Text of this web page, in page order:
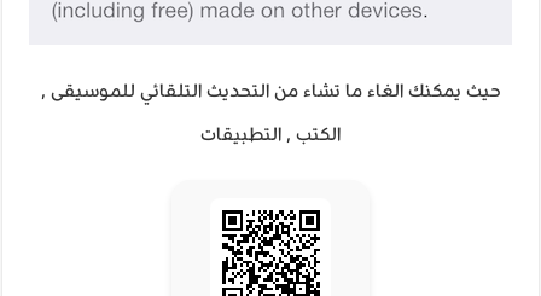
حيث يمكنك الغاء ما تشاء من التحديث التلقائي للموسيقى ,
الكتب , التطبيقات